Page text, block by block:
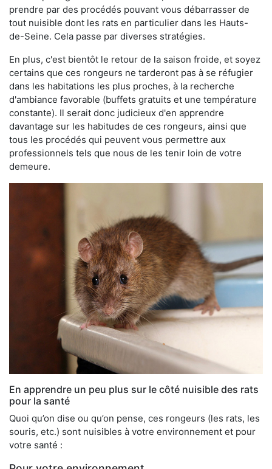
prendre par des procédés pouvant vous débarrasser de
tout nuisible dont les rats en particulier dans les Hauts-
de-Seine. Cela passe par diverses stratégies.
En plus, c'est bientôt le retour de la saison froide, et soyez
certains que ces rongeurs ne tarderont pas à se réfugier
dans les habitations les plus proches, à la recherche
d'ambiance favorable (buffets gratuits et une température
constante). Il serait donc judicieux d'en apprendre
davantage sur les habitudes de ces rongeurs, ainsi que
tous les procédés qui peuvent vous permettre aux
professionnels tels que nous de les tenir loin de votre
demeure.
En apprendre un peu plus sur le côté nuisible des rats
pour la santé
Quoi qu’on dise ou qu’on pense, ces rongeurs (les rats, les
souris, etc.) sont nuisibles à votre environnement et pour
votre santé :